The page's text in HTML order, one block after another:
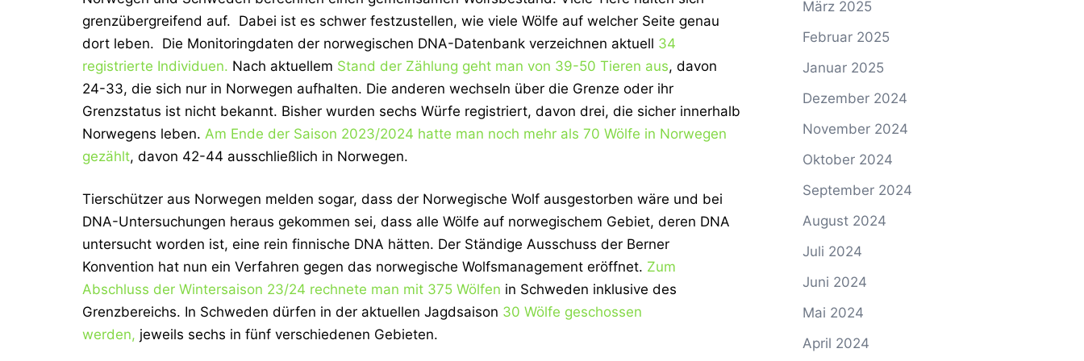
grenzübergreifend auf. Dabei ist es schwer festzustellen, wie viele Wölfe auf welcher Seite genau
dort leben. Die Monitoringdaten der norwegischen DNA-Datenbank verzeichnen aktuell 34
registrierte Individuen. Nach aktuellem Stand der Zählung geht man von 39-50 Tieren aus, davon
24-33, die sich nur in Norwegen aufhalten. Die anderen wechseln über die Grenze oder ihr
Grenzstatus ist nicht bekannt. Bisher wurden sechs Würfe registriert, davon drei, die sicher innerhalb
Norwegens leben. Am Ende der Saison 2023/2024 hatte man noch mehr als 70 Wölfe in Norwegen
gezählt, davon 42-44 ausschließlich in Norwegen.
Tierschützer aus Norwegen melden sogar, dass der Norwegische Wolf ausgestorben wäre und bei
DNA-Untersuchungen heraus gekommen sei, dass alle Wölfe auf norwegischem Gebiet, deren DNA
untersucht worden ist, eine rein finnische DNA hätten. Der Ständige Ausschuss der Berner
Konvention hat nun ein Verfahren gegen das norwegische Wolfsmanagement eröffnet. Zum
Abschluss der Wintersaison 23/24 rechnete man mit 375 Wölfen in Schweden inklusive des
Grenzbereichs. In Schweden dürfen in der aktuellen Jagdsaison 30 Wölfe geschossen
werden, jeweils sechs in fünf verschiedenen Gebieten.
März 2025
Februar 2025
Januar 2025
Dezember 2024
November 2024
Oktober 2024
September 2024
August 2024
Juli 2024
Juni 2024
Mai 2024
April 2024